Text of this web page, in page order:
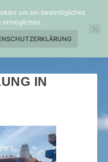
IN
um ein bestmögliches
ermöglichen.